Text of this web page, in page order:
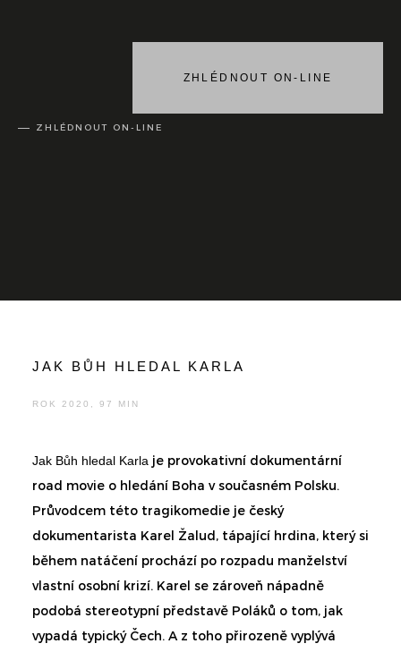
ZHLÉDNOUT ON-LINE
ZHLÉDNOUT ON-LINE
JAK BŮH HLEDAL KARLA
ROK 2020, 97 MIN
Jak Bůh hledal Karla je provokativní dokumentární
road movie o hledání Boha v současném Polsku.
Průvodcem této tragikomedie je český
dokumentarista Karel Žalud, tápající hrdina, který si
během natáčení prochází po rozpadu manželství
vlastní osobní krizí. Karel se zároveň nápadně
podobá stereotypní představě Poláků o tom, jak
vypadá typický Čech. A z toho přirozeně vyplývá